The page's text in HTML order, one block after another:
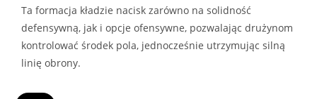
Ta formacja kładzie nacisk zarówno na solidność
defensywną, jak i opcje ofensywne, pozwalając drużynom
kontrolować środek pola, jednocześnie utrzymując silną
linię obrony.